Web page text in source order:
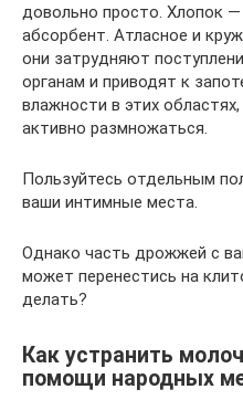
довольно просто. Хлопок
абсорбент. Атласное и
они затрудняют
органам и приводят к
влажности в этих
активно размножаться.
Пользуйтесь отдельным
ваши интимные места.
Однако часть дрожжей с
может перенестись на
делать?
Как устранить
помощи народных